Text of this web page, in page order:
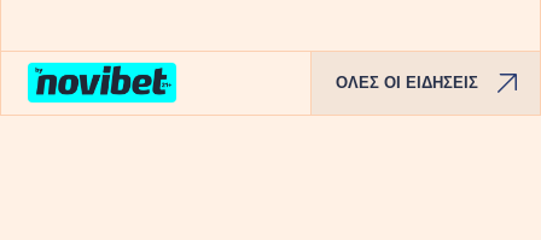
ΟΛΕΣ ΟΙ ΕΙΔΗΣΕΙΣ